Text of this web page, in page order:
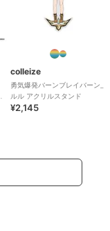
ブルーロック_A4シング
ルクリアファイル 潔
世一・糸師 凛／アクロ
colleize
勇気爆発バーンブレイバーン_
ルル アクリルスタンド
¥2,145